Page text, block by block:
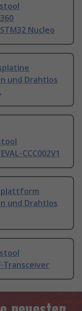
Nucleo
und Drahtlos
CCC002V1
und Drahtlos
Transceiver